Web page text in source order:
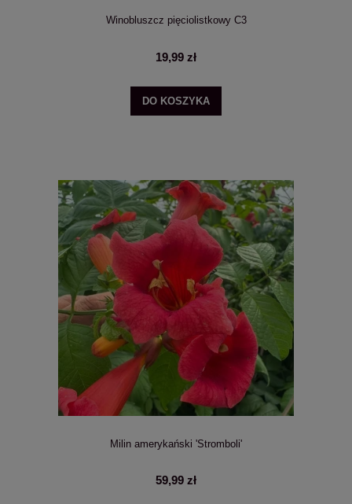
Winobluszcz pięciolistkowy C3
19,99 zł
DO KOSZYKA
Milin amerykański 'Stromboli'
59,99 zł